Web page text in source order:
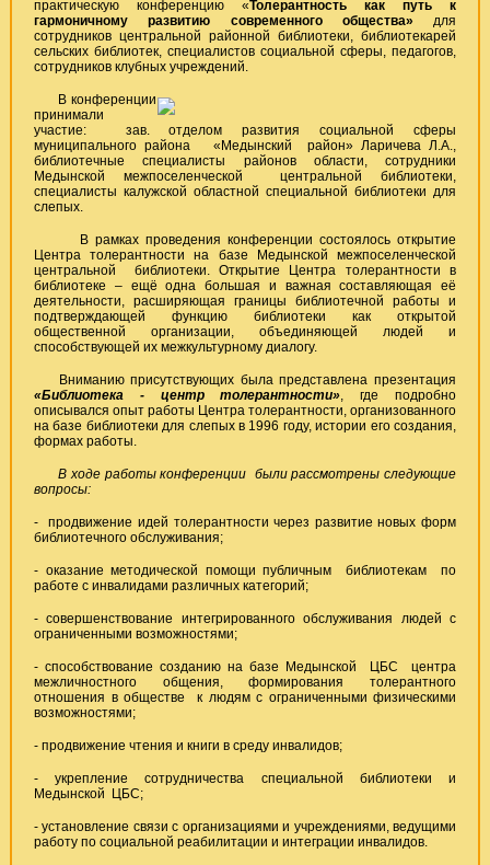
практическую конференцию «Толерантность как путь к
гармоничному развитию современного общества» для
сотрудников центральной районной библиотеки, библиотекарей
сельских библиотек, специалистов социальной сферы, педагогов,
сотрудников клубных учреждений.
В конференции
принимали
участие: зав. отделом развития социальной сферы
муниципального района «Медынский район» Ларичева Л.А.,
библиотечные специалисты районов области, сотрудники
Медынской межпоселенческой центральной библиотеки,
специалисты калужской областной специальной библиотеки для
слепых.
В рамках проведения конференции состоялось открытие
Центра толерантности на базе Медынской межпоселенческой
центральной библиотеки. Открытие Центра толерантности в
библиотеке – ещё одна большая и важная составляющая её
деятельности, расширяющая границы библиотечной работы и
подтверждающей функцию библиотеки как открытой
общественной организации, объединяющей людей и
способствующей их межкультурному диалогу.
Вниманию присутствующих была представлена презентация
«Библиотека - центр толерантности», где подробно
описывался опыт работы Центра толерантности, организованного
на базе библиотеки для слепых в 1996 году, истории его создания,
формах работы.
В ходе работы конференции были рассмотрены следующие
вопросы:
- продвижение идей толерантности через развитие новых форм
библиотечного обслуживания;
- оказание методической помощи публичным библиотекам по
работе с инвалидами различных категорий;
- совершенствование интегрированного обслуживания людей с
ограниченными возможностями;
- способствование созданию на базе Медынской ЦБС центра
межличностного общения, формирования толерантного
отношения в обществе к людям с ограниченными физическими
возможностями;
- продвижение чтения и книги в среду инвалидов;
- укрепление сотрудничества специальной библиотеки и
Медынской ЦБС;
- установление связи с организациями и учреждениями, ведущими
работу по социальной реабилитации и интеграции инвалидов.